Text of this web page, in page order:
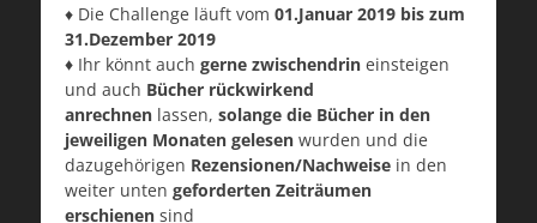
♦ Die Challenge läuft vom 01.Januar 2019 bis zum
31.Dezember 2019
♦ Ihr könnt auch gerne zwischendrin einsteigen
und auch Bücher rückwirkend
anrechnen lassen, solange die Bücher in den
jeweiligen Monaten gelesen wurden und die
dazugehörigen Rezensionen/Nachweise in den
weiter unten geforderten Zeiträumen
erschienen sind